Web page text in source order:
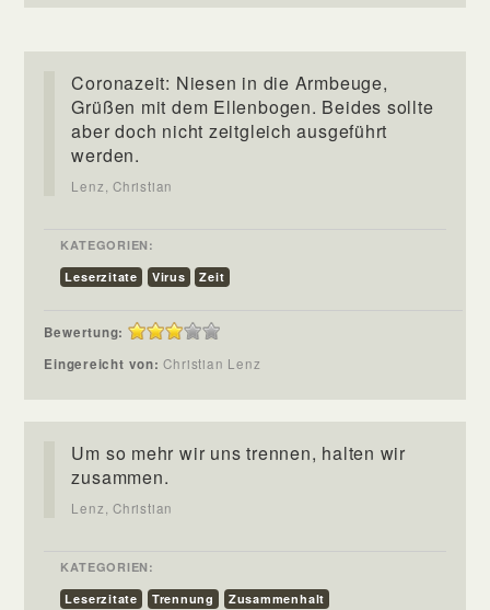
Coronazeit: Niesen in die Armbeuge,
Grüßen mit dem Ellenbogen. Beides sollte
aber doch nicht zeitgleich ausgeführt
werden.
Lenz, Christian
KATEGORIEN:
Leserzitate
Virus Zeit
Bewertung:
Eingereicht von:Christian Lenz
Um so mehr wir uns trennen, halten wir
zusammen.
Lenz, Christian
KATEGORIEN:
Leserzitate
Trennung Zusammenhalt